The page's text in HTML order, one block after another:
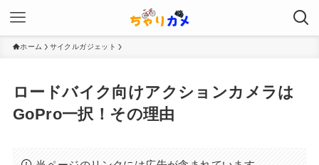
ホーム サイクルガジェット
ロードバイク向けアクションカメラは
GoPro一択！その理由